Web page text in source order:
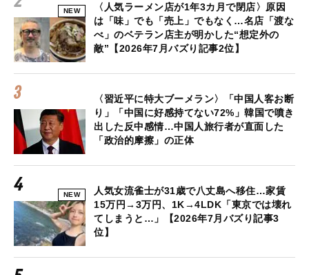
NEW
〈人気ラーメン店が1年3カ月で閉店〉原因
は「味」でも「売上」でもなく…名店「渡な
べ」のベテラン店主が明かした“想定外の
敵”【2026年7月バズり記事2位】
〈習近平に特大ブーメラン〉「中国人客お断
り」「中国に好感持てない72%」韓国で噴き
出した反中感情…中国人旅行者が直面した
「政治的摩擦」の正体
NEW
人気女流雀士が31歳で八丈島へ移住…家賃
15万円→3万円、1K→4LDK「東京では壊れ
てしまうと…」【2026年7月バズり記事3
位】